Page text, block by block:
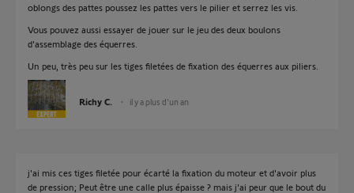
oblongs des pattes poussez les pattes vers le pilier et serrez les vis.
Vous pouvez aussi essayer de jouer sur le jeu des deux boulons
d'assemblage des équerres.
Un peu, très peu sur les tiges filetées de fixation des équerres aux piliers.
Richy C. il y a plus d'un an
j'ai mis ces tiges filetée pour écarté la fixation du moteur et d'avoir plus
de pression; Peut être une calle plus épaisse ? mais j'ai peur que le bout du